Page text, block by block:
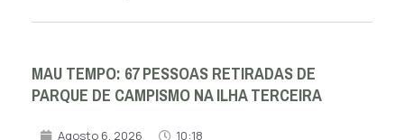
MAU TEMPO: 67 PESSOAS RETIRADAS DE
PARQUE DE CAMPISMO NA ILHA TERCEIRA
Agosto 6, 2026 10:18